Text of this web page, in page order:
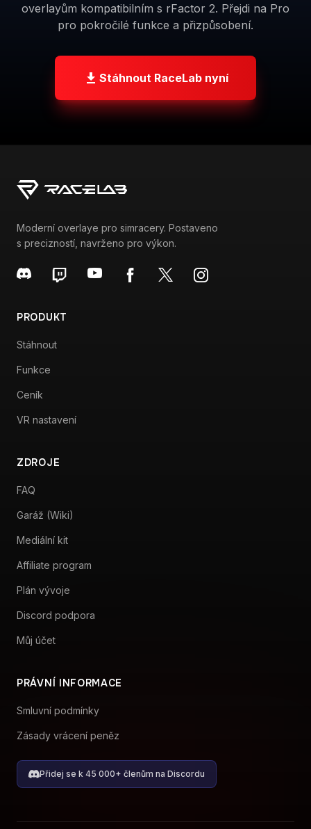
overlayům kompatibilním s rFactor 2. Přejdi na Pro
pro pokročilé funkce a přizpůsobení.
Stáhnout RaceLab nyní
Moderní overlaye pro simracery. Postaveno
s precizností, navrženo pro výkon.
PRODUKT
Stáhnout
Funkce
Ceník
VR nastavení
ZDROJE
FAQ
Garáž (Wiki)
Mediální kit
Affiliate program
Plán vývoje
Discord podpora
Můj účet
PRÁVNÍ INFORMACE
Smluvní podmínky
Zásady vrácení peněz
Přidej se k 45 000+ členům na Discordu